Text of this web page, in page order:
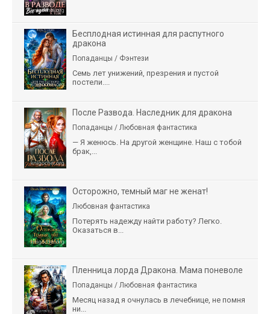
Бесплодная истинная для распутного
дракона
Попаданцы / Фэнтези
Семь лет унижений, презрения и пустой
постели....
После Развода. Наследник для дракона
Попаданцы / Любовная фантастика
— Я женюсь. На другой женщине. Наш с тобой
брак,...
Осторожно, темный маг не женат!
Любовная фантастика
Потерять надежду найти работу? Легко.
Оказаться в...
Пленница лорда Дракона. Мама поневоле
Попаданцы / Любовная фантастика
Месяц назад я очнулась в лечебнице, не помня
ни...